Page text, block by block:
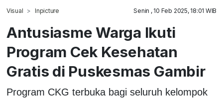
Visual Inpicture Senin , 10 Feb 2025, 18:01 WIB
Antusiasme Warga Ikuti
Program Cek Kesehatan
Gratis di Puskesmas Gambir
Program CKG terbuka bagi seluruh kelompok